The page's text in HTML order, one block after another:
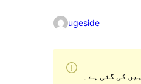
ugeside